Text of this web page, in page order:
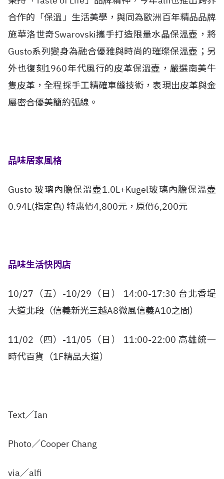
合作的「保溫」生活美學，與同為歐洲百年精品品牌
施華洛世奇Swarovski攜手打造限量水晶保溫壺，將
Gusto系列變身為融合優雅與時尚的璀璨保溫壺；另
外也復刻1960年代風行的皮革保溫壺，嚴選南美牛
隻皮革，全程採手工精確車縫技術，表現出皮革與金
屬密合優美簡約弧線。
品味居家風格
Gusto 玻璃內膽保溫壺1.0L+Kugel玻璃內膽保溫壺
0.94L(指定色) 特惠價4,800元，原價6,200元
品味生活快閃店
10/27（五）-10/29（日） 14:00-17:30 台北香堤
大道北段（信義新光三越A8微風信義A10之間）
11/02（四）-11/05（日） 11:00-22:00 高雄統一
時代百貨（1F精品大道）
Text／Ian
Photo／Cooper Chang
via／alfi